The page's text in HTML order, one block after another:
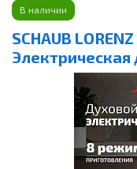
В наличии
SCHAUB
Электрическая